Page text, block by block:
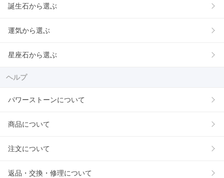
誕生石から選ぶ
運気から選ぶ
星座石から選ぶ
ヘルプ
パワーストーンについて
商品について
注文について
返品・交換・修理について